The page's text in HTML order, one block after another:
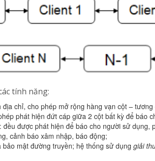
tính năng:
chỉ, cho phép mở rộng hàng vạn cột –
phát hiện đứt cáp giữa 2 cột bất kỳ để
được phát hiện để báo cho người sử
cảnh báo xâm nhập, báo động;
mật đường truyền; hệ thống sử dụng giải